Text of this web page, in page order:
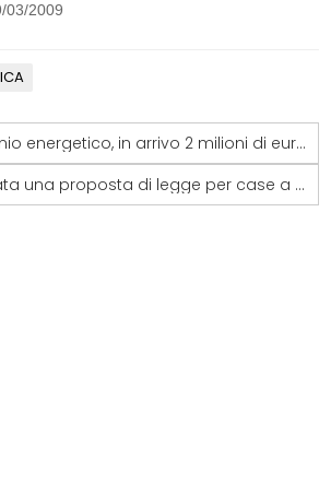
03/2009
Marche – Risparmio energetico, in arrivo 2 milioni di euro per le imprese
Liguria – Presentata una proposta di legge per case a misura di disabile